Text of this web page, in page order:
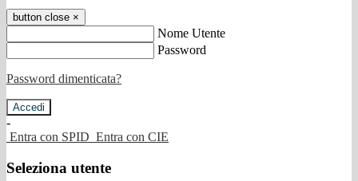
button close ×
Nome Utente
Password
Password dimenticata?
-
Entra con SPID Entra con CIE
Seleziona utente